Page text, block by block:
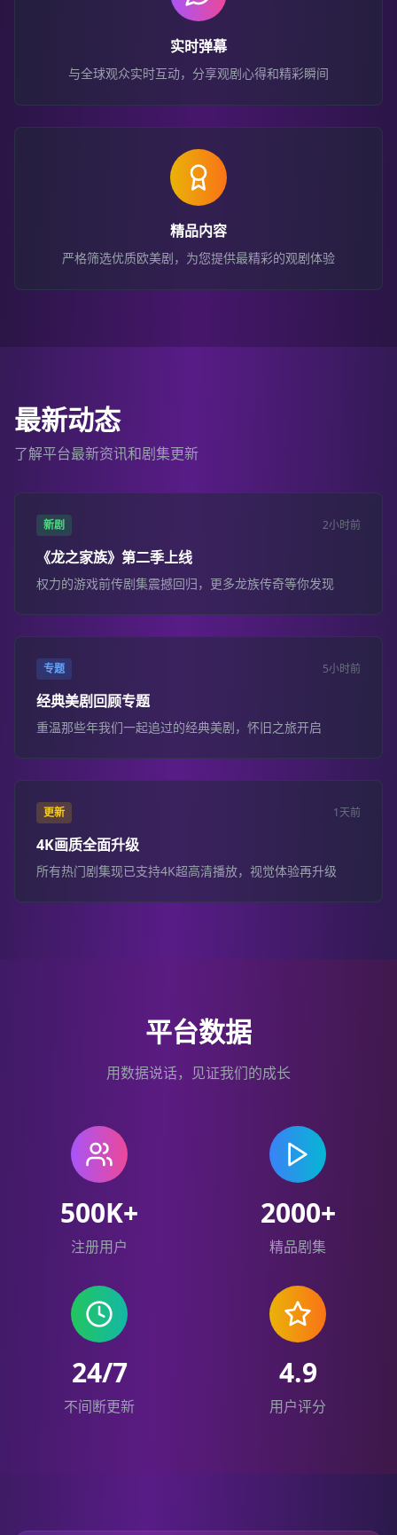
实时弹幕
与全球观众实时互动，分享观剧心得和精彩瞬间
精品内容
严格筛选优质欧美剧，为您提供最精彩的观剧体验
最新动态
了解平台最新资讯和剧集更新
新剧 2小时前
《龙之家族》第二季上线
权力的游戏前传剧集震撼回归，更多龙族传奇等你发现
专题 5小时前
经典美剧回顾专题
重温那些年我们一起追过的经典美剧，怀旧之旅开启
更新 1天前
4K画质全面升级
所有热门剧集现已支持4K超高清播放，视觉体验再升级
平台数据
用数据说话，见证我们的成长
500K+
注册用户
2000+
精品剧集
24/7
不间断更新
4.9
用户评分